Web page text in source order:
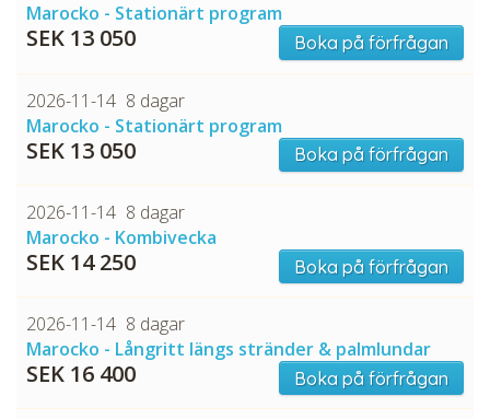
Marocko - Stationärt program
SEK 13 050 Boka på förfrågan
2026-11-14 8 dagar
Marocko - Stationärt program
SEK 13 050 Boka på förfrågan
2026-11-14 8 dagar
Marocko - Kombivecka
SEK 14 250 Boka på förfrågan
2026-11-14 8 dagar
Marocko - Långritt längs stränder & palmlundar
SEK 16 400 Boka på förfrågan